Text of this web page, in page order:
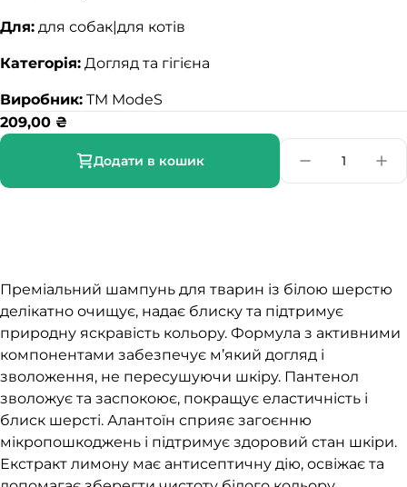
Для: для собак|для котів
Категорія: Догляд та гігієна
Виробник: TM ModeS
209,00 ₴
Додати в кошик
Преміальний шампунь для тварин із білою шерстю
делікатно очищує, надає блиску та підтримує
природну яскравість кольору. Формула з активними
компонентами забезпечує м’який догляд і
зволоження, не пересушуючи шкіру. Пантенол
зволожує та заспокоює, покращує еластичність і
блиск шерсті. Алантоїн сприяє загоєнню
мікропошкоджень і підтримує здоровий стан шкіри.
Екстракт лимону має антисептичну дію, освіжає та